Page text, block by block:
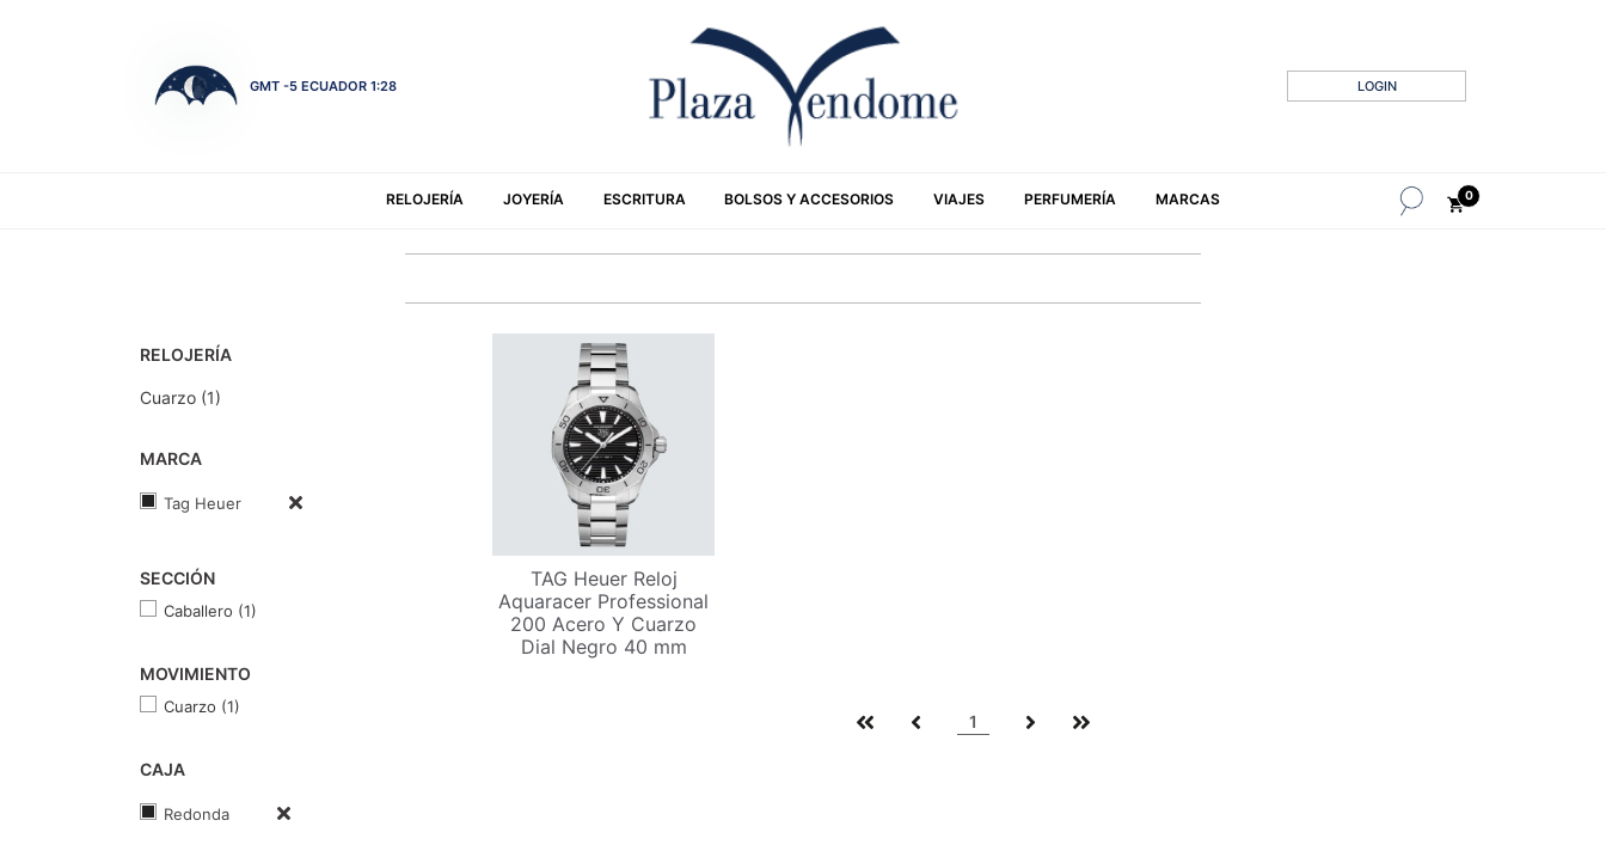
GMT -5 ECUADOR 1:28 LOGIN
RELOJERÍA JOYERÍA ESCRITURA BOLSOS Y ACCESORIOS VIAJES PERFUMERÍA MARCAS 0
RELOJERÍA
Cuarzo (1)
MARCA
Tag Heuer
SECCIÓN
Caballero (1)
MOVIMIENTO
Cuarzo (1)
CAJA
Redonda
TAG Heuer Reloj
Aquaracer Professional
200 Acero Y Cuarzo
Dial Negro 40 mm
1